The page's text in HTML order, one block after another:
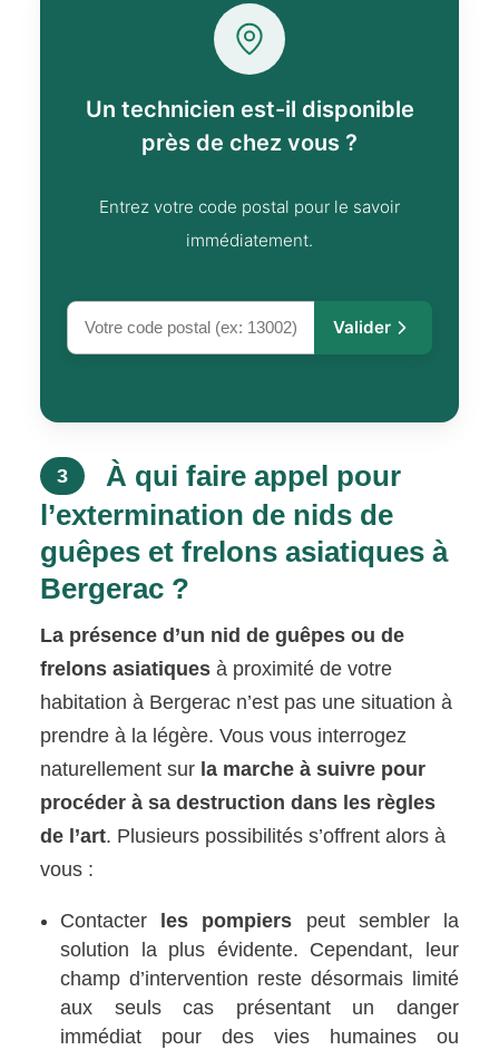
Un technicien est-il disponible
près de chez vous ?
Entrez votre code postal pour le savoir
immédiatement.
Valider
3
À qui faire appel pour
l’extermination de nids de
guêpes et frelons asiatiques à
Bergerac ?
La présence d’un nid de guêpes ou de
frelons asiatiques à proximité de votre
habitation à Bergerac n’est pas une situation à
prendre à la légère. Vous vous interrogez
naturellement sur la marche à suivre pour
procéder à sa destruction dans les règles
de l’art. Plusieurs possibilités s’offrent alors à
vous :
Contacter les pompiers peut sembler la
solution la plus évidente. Cependant, leur
champ d’intervention reste désormais limité
aux seuls cas présentant un danger
immédiat pour des vies humaines ou